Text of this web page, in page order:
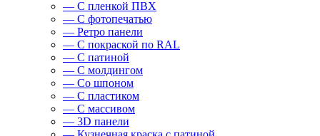
— С пленкой ПВХ
— С фотопечатью
— Ретро панели
— С покраской по RAL
— С патиной
— С молдингом
— Со шпоном
— С пластиком
— С массивом
— 3D панели